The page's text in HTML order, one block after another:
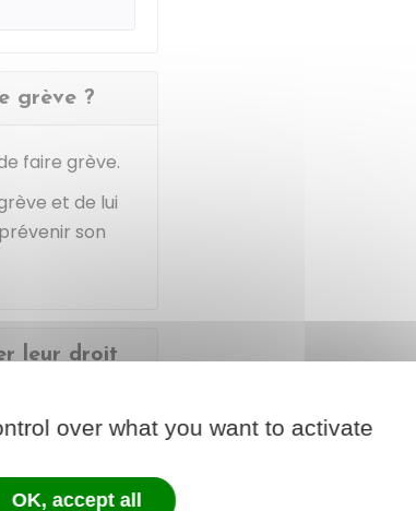
grève ?
faire grève.
et de lui
son
leur droit
over what you want to activate
OK, accept all